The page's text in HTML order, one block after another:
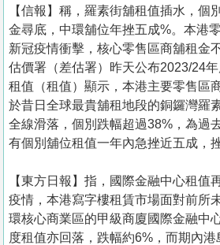
【信報】稱，羅素街舖租值插水，個
金尋底，中環舖位年挫五成%。本港
新冠疫情衝擊，核心零售區商舖租金
估價署（差估署）昨天公布2023/24
租值（租值）顯示，本港主要零售區
於昔日全球最貴舖租地段的銅鑼灣羅
全線滑落，個別跌幅超過38%，為過
有個別舖位租值一年內急挫近五成，
【東方日報】指，國際金融中心租值
疫情，本港寫字樓租賃市場面對前所
環核心商業區的甲級商廈國際金融中
度租值亦回落，跌幅約6%，而期內